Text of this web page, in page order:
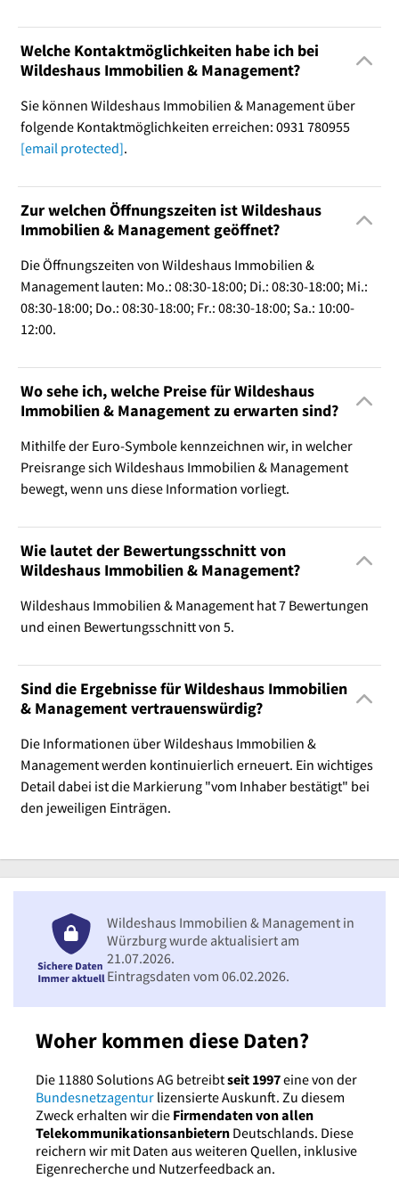
Welche Kontaktmöglichkeiten habe ich bei
Wildeshaus Immobilien & Management?
Sie können Wildeshaus Immobilien & Management über
folgende Kontaktmöglichkeiten erreichen: 0931 780955
[email protected].
Zur welchen Öffnungszeiten ist Wildeshaus
Immobilien & Management geöffnet?
Die Öffnungszeiten von Wildeshaus Immobilien &
Management lauten: Mo.: 08:30-18:00; Di.: 08:30-18:00; Mi.:
08:30-18:00; Do.: 08:30-18:00; Fr.: 08:30-18:00; Sa.: 10:00-
12:00.
Wo sehe ich, welche Preise für Wildeshaus
Immobilien & Management zu erwarten sind?
Mithilfe der Euro-Symbole kennzeichnen wir, in welcher
Preisrange sich Wildeshaus Immobilien & Management
bewegt, wenn uns diese Information vorliegt.
Wie lautet der Bewertungsschnitt von
Wildeshaus Immobilien & Management?
Wildeshaus Immobilien & Management hat 7 Bewertungen
und einen Bewertungsschnitt von 5.
Sind die Ergebnisse für Wildeshaus Immobilien
& Management vertrauenswürdig?
Die Informationen über Wildeshaus Immobilien &
Management werden kontinuierlich erneuert. Ein wichtiges
Detail dabei ist die Markierung "vom Inhaber bestätigt" bei
den jeweiligen Einträgen.
Woher kommen diese Daten?
Die 11880 Solutions AG betreibtseit 1997eine von der
Bundesnetzagentur lizensierte Auskunft. Zu diesem
Zweck erhalten wir die Firmendaten von allen
Telekommunikationsanbietern Deutschlands. Diese
reichern wir mit Daten aus weiteren Quellen, inklusive
Eigenrecherche und Nutzerfeedback an.
Wildeshaus Immobilien & Management in
Würzburg wurde aktualisiert am
21.07.2026.
Eintragsdaten vom 06.02.2026.